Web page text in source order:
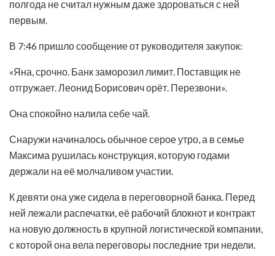
полгода не считал нужным даже здороваться с ней
первым.
В 7:46 пришло сообщение от руководителя закупок:
«Яна, срочно. Банк заморозил лимит. Поставщик не
отгружает. Леонид Борисович орёт. Перезвони».
Она спокойно налила себе чай.
Снаружи начиналось обычное серое утро, а в семье
Максима рушилась конструкция, которую годами
держали на её молчаливом участии.
К девяти она уже сидела в переговорной банка. Перед
ней лежали распечатки, её рабочий блокнот и контракт
на новую должность в крупной логистической компании,
с которой она вела переговоры последние три недели.